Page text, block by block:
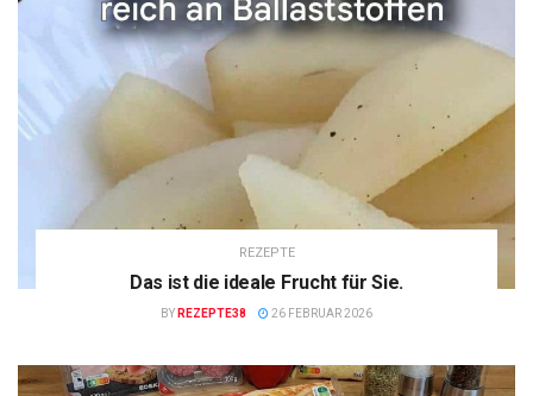
REZEPTE
Das ist die ideale Frucht für Sie.
BY REZEPTE38 26 FEBRUAR 2026